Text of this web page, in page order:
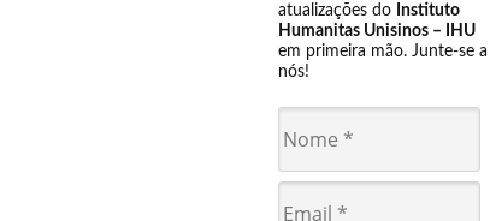
atualizações do Instituto
Humanitas Unisinos – IHU
em primeira mão. Junte-se a
nós!